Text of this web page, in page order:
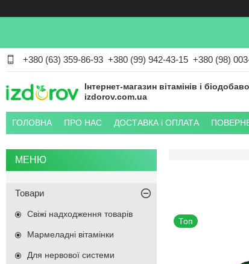
+380 (63) 359-86-93 +380 (99) 942-43-15 +380 (98)
Інтернет-магазин вітамінів і
izdorov.com.ua
ГОЛОВНА ПРО НАС ДОСТАВКА і ОПЛАТА
Топ
Товари
Свіжі надходження товарів
Мармеладні вітамінки
Для нервової системи